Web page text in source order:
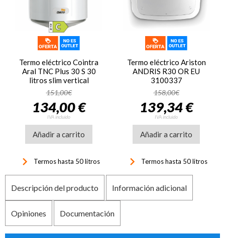
Termo eléctrico Cointra
Aral TNC Plus 30 S 30
litros slim vertical
termostato termómetro
1500W Ref: 18030 clase
C
151,00€
134,00 €
IVA incluido
Añadir a carrito
keyboard_arrow_right Termos hasta 50 litros
Termo eléctrico Ariston
ANDRIS R30 OR EU
3100337
158,00€
139,34 €
IVA incluido
Añadir a carrito
keyboard_arrow_right Termos hasta 50 litros
Descripción del producto Información adicional
Opiniones Documentación